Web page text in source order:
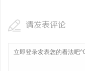
请发表评论